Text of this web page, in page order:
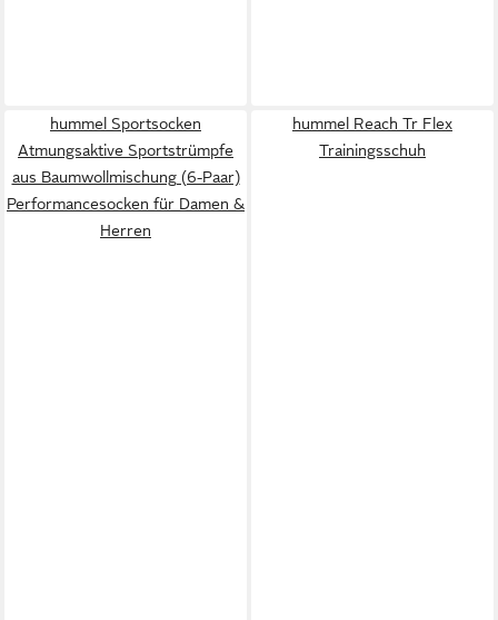
hummel Sportsocken
Atmungsaktive Sportstrümpfe
aus Baumwollmischung (6-Paar)
Performancesocken für Damen &
Herren
hummel Reach Tr Flex
Trainingsschuh